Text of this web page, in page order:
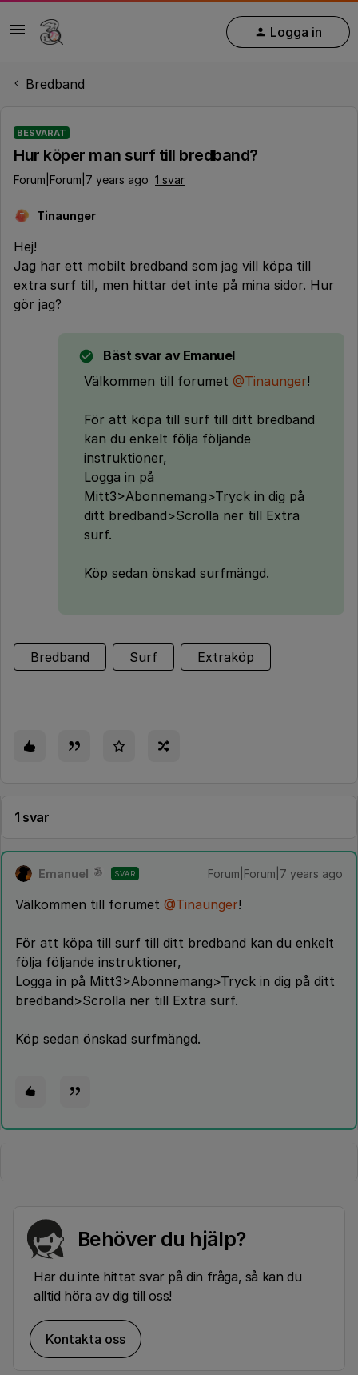
Logga in
Bredband
BESVARAT
Hur köper man surf till bredband?
Forum|Forum|7 years ago 1 svar
T Tinaunger
Hej!
Jag har ett mobilt bredband som jag vill köpa till
extra surf till, men hittar det inte på mina sidor. Hur
gör jag?
Bäst svar av Emanuel
Välkommen till forumet @Tinaunger!
För att köpa till surf till ditt bredband
kan du enkelt följa följande
instruktioner,
Logga in på
Mitt3>Abonnemang>Tryck in dig på
ditt bredband>Scrolla ner till Extra
surf.
Köp sedan önskad surfmängd.
Bredband Surf Extraköp
1 svar
Emanuel SVAR Forum|Forum|7 years ago
Välkommen till forumet @Tinaunger!
För att köpa till surf till ditt bredband kan du enkelt
följa följande instruktioner,
Logga in på Mitt3>Abonnemang>Tryck in dig på ditt
bredband>Scrolla ner till Extra surf.
Köp sedan önskad surfmängd.
Behöver du hjälp?
Har du inte hittat svar på din fråga, så kan du
alltid höra av dig till oss!
Kontakta oss